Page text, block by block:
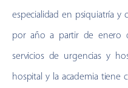
especialidad en psiquiatría y
por año a partir de enero
servicios de urgencias y
hospital y la academia